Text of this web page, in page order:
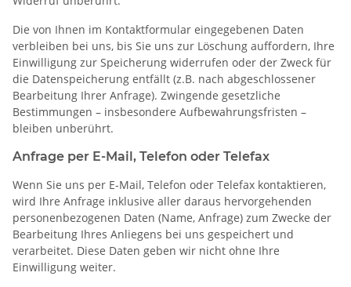
Die von Ihnen im Kontaktformular eingegebenen Daten
verbleiben bei uns, bis Sie uns zur Löschung auffordern, Ihre
Einwilligung zur Speicherung widerrufen oder der Zweck für
die Datenspeicherung entfällt (z.B. nach abgeschlossener
Bearbeitung Ihrer Anfrage). Zwingende gesetzliche
Bestimmungen – insbesondere Aufbewahrungsfristen –
bleiben unberührt.
Anfrage per E-Mail, Telefon oder Telefax
Wenn Sie uns per E-Mail, Telefon oder Telefax kontaktieren,
wird Ihre Anfrage inklusive aller daraus hervorgehenden
personenbezogenen Daten (Name, Anfrage) zum Zwecke der
Bearbeitung Ihres Anliegens bei uns gespeichert und
verarbeitet. Diese Daten geben wir nicht ohne Ihre
Einwilligung weiter.